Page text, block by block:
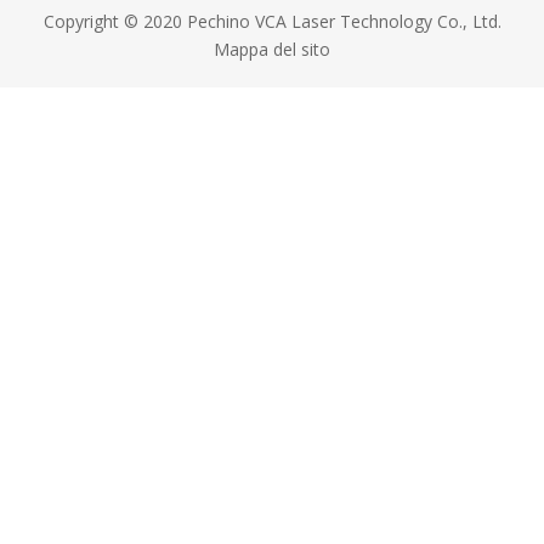
Copyright © 2020 Pechino VCA Laser Technology Co., Ltd.
Mappa del sito